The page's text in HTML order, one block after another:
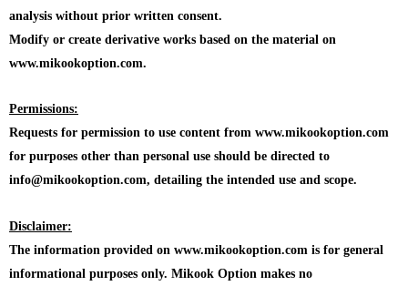
analysis without prior written consent.
Modify or create derivative works based on the material on
www.mikookoption.com.
Permissions:
Requests for permission to use content from www.mikookoption.com
for purposes other than personal use should be directed to
info@mikookoption.com, detailing the intended use and scope.
Disclaimer:
The information provided on www.mikookoption.com is for general
informational purposes only. Mikook Option makes no